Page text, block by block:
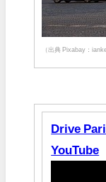
（出典 Pixabay：
Drive
YouTube